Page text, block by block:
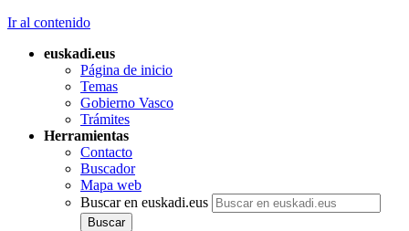
Ir al contenido
euskadi.eus
Página de inicio
Temas
Gobierno Vasco
Trámites
Herramientas
Contacto
Buscador
Mapa web
Buscar en euskadi.eus